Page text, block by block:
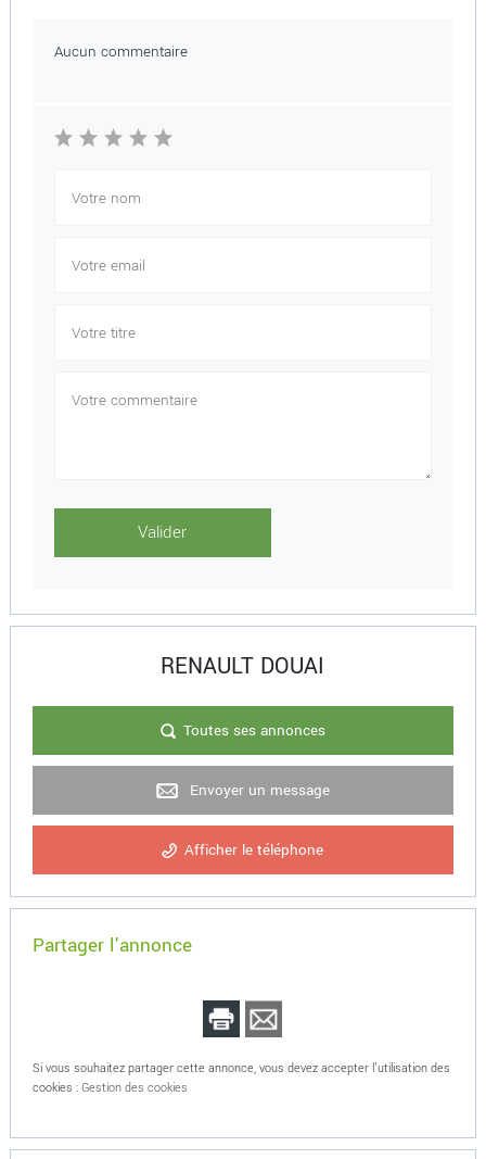
Aucun commentaire
RENAULT DOUAI
Toutes ses annonces
Envoyer un message
Afficher le téléphone
Partager l'annonce
Si vous souhaitez partager cette annonce, vous devez accepter l'utilisation des
cookies : Gestion des cookies